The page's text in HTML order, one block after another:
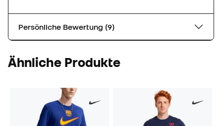
Persönliche Bewertung (9)
Ähnliche Produkte